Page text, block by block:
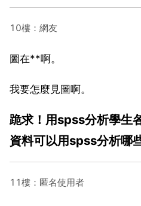
10樓：網友
圖在**啊。
我要怎麼見圖啊。
跪求！用spss分析學生
資料可以用spss分析哪
11樓：匿名使用者